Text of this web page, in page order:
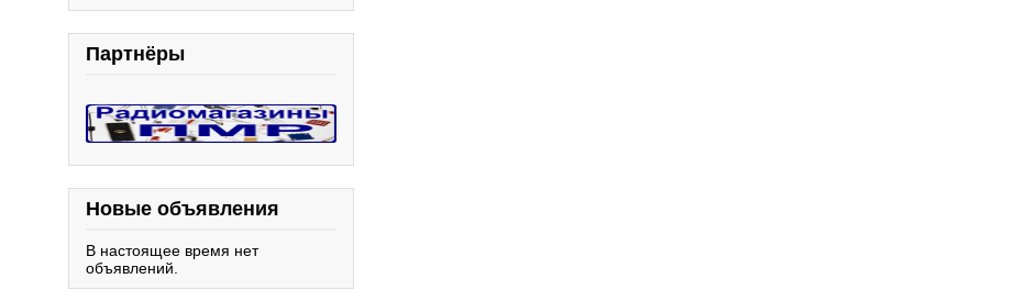
Партнёры
Новые объявления
В настоящее время нет
объявлений.